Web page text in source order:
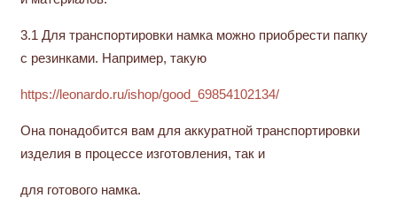
3.1 Для транспортировки намка можно приобрести папку
с резинками. Например, такую
https://leonardo.ru/ishop/good_69854102134/
Она понадобится вам для аккуратной транспортировки
изделия в процессе изготовления, так и
для готового намка.